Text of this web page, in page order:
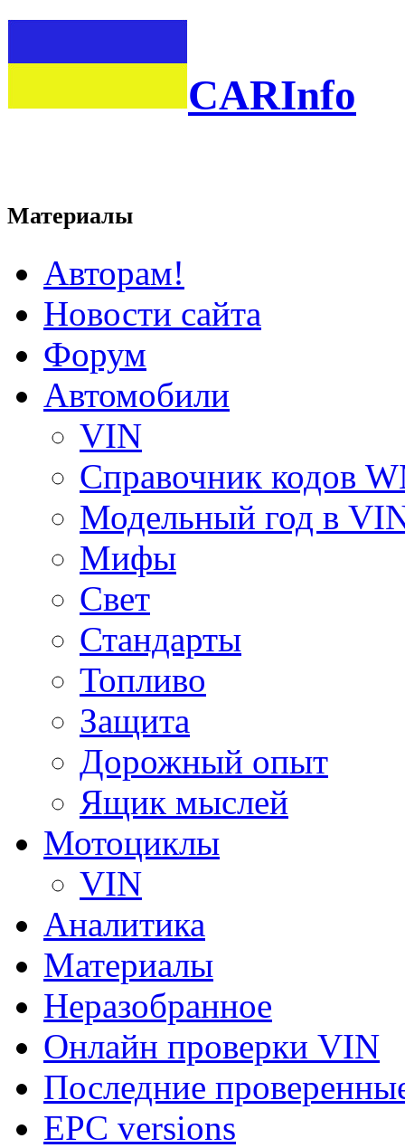
CARInfo
Материалы
Авторам!
Новости сайта
Форум
Автомобили
VIN
Справочник кодов
Модельный год в
Мифы
Свет
Стандарты
Топливо
Защита
Дорожный опыт
Ящик мыслей
Мотоциклы
VIN
Аналитика
Материалы
Неразобранное
Онлайн проверки VIN
Последние
EPC versions